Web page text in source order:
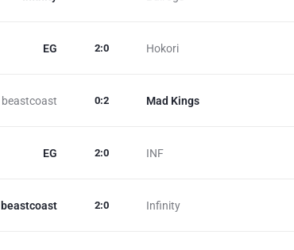
EG Hokori
2:0
beastcoast Mad Kings
0:2
EG INF
2:0
beastcoast Infinity
2:0